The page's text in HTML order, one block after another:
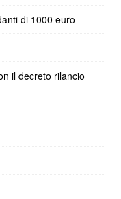
di 1000 euro
il decreto rilancio